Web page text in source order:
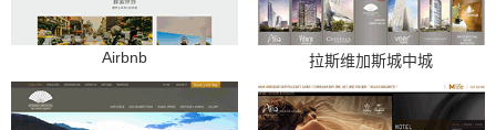
Airbnb 拉斯维加斯城中城